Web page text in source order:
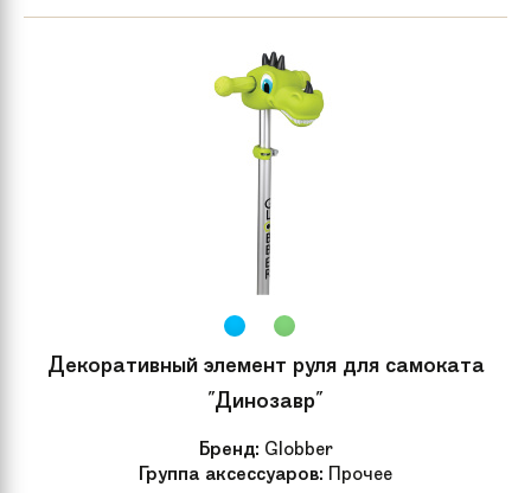
Декоративный элемент руля для самоката
"Динозавр"
Бренд: Globber
Группа аксессуаров: Прочее